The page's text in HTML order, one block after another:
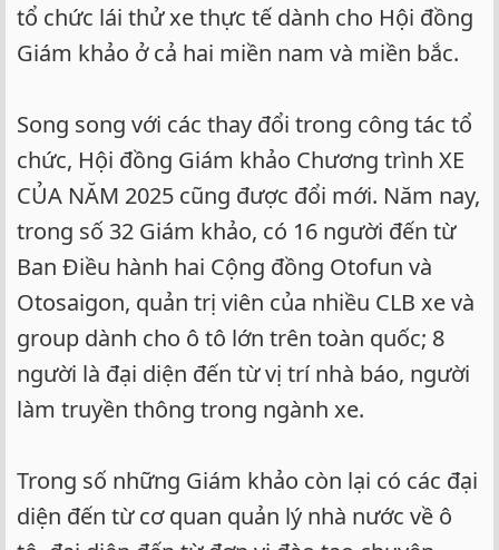
tổ chức lái thử xe thực tế dành cho Hội đồng
Giám khảo ở cả hai miền nam và miền bắc.
Song song với các thay đổi trong công tác tổ
chức, Hội đồng Giám khảo Chương trình XE
CỦA NĂM 2025 cũng được đổi mới. Năm nay,
trong số 32 Giám khảo, có 16 người đến từ
Ban Điều hành hai Cộng đồng Otofun và
Otosaigon, quản trị viên của nhiều CLB xe và
group dành cho ô tô lớn trên toàn quốc; 8
người là đại diện đến từ vị trí nhà báo, người
làm truyền thông trong ngành xe.
Trong số những Giám khảo còn lại có các đại
diện đến từ cơ quan quản lý nhà nước về ô